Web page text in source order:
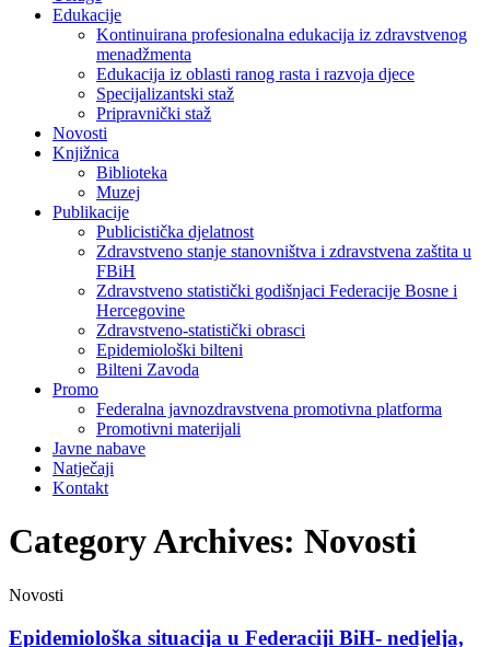
Edukacije
Kontinuirana profesionalna edukacija iz zdravstvenog
menadžmenta
Edukacija iz oblasti ranog rasta i razvoja djece
Specijalizantski staž
Pripravnički staž
Novosti
Knjižnica
Biblioteka
Muzej
Publikacije
Publicistička djelatnost
Zdravstveno stanje stanovništva i zdravstvena zaštita u
FBiH
Zdravstveno statistički godišnjaci Federacije Bosne i
Hercegovine
Zdravstveno-statistički obrasci
Epidemiološki bilteni
Bilteni Zavoda
Promo
Federalna javnozdravstvena promotivna platforma
Promotivni materijali
Javne nabave
Natječaji
Kontakt
Category Archives: Novosti
Novosti
Epidemiološka situacija u Federaciji BiH- nedjelja,